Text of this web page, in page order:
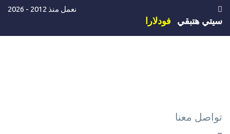
نعمل منذ 2012 - 2026
سيتي هتبقي فودلارا
تواصل معنا